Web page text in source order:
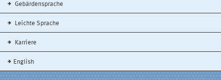
Gebärdensprache
Leichte Sprache
Karriere
English